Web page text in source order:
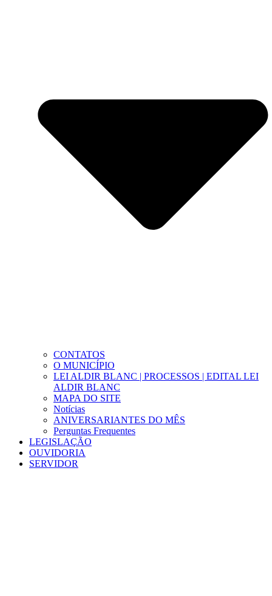
CONTATOS
O MUNICÍPIO
LEI ALDIR BLANC | PROCESSOS | EDITAL LEI
ALDIR BLANC
MAPA DO SITE
Notícias
ANIVERSARIANTES DO MÊS
Perguntas Frequentes
LEGISLAÇÃO
OUVIDORIA
SERVIDOR